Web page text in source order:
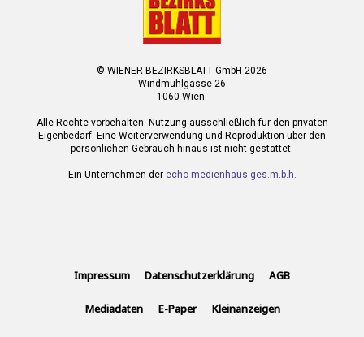
© WIENER BEZIRKSBLATT GmbH 2026
Windmühlgasse 26
1060 Wien.
Alle Rechte vorbehalten. Nutzung ausschließlich für den privaten
Eigenbedarf. Eine Weiterverwendung und Reproduktion über den
persönlichen Gebrauch hinaus ist nicht gestattet.
Ein Unternehmen der echo medienhaus ges.m.b.h.
Impressum Datenschutzerklärung AGB
Mediadaten E-Paper Kleinanzeigen